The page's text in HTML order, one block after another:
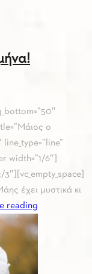
ο
width=”1/6″]
έχει μυστικά κι
reading